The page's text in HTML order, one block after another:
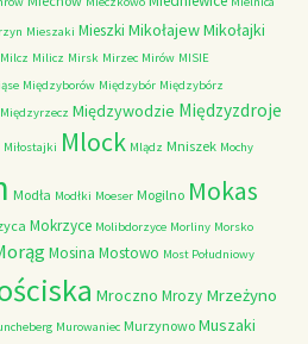
Mieszaki Mieszki MikołajewMikołajki
Milcz Milicz Mirsk Mirzec Mirów MISIE
Międzyborów Międzybór Międzybórz
Międzyrzecz Międzywodzie Międzyzdroje
Miłostajki Mlock Mlądz Mniszek Mochy
Modła Modłki Moeser Mogilno Mokas
Mokrzyce Molibdorzyce Morliny Morsko
Mosina Mostowo Most Południowy
Mroczno Mrozy Mrzeżyno
Murowaniec Murzynowo Muszaki